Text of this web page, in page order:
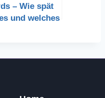
– Wie spät
und welches